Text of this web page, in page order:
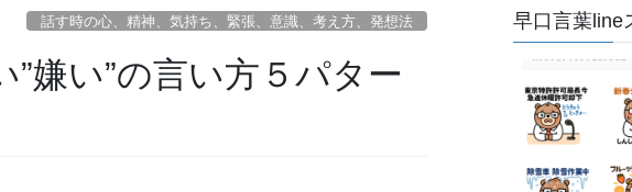
話す時の心、精神、気持ち、緊張、意識、考え方、発想法
嫌い”の言い方５パター
早口言葉line